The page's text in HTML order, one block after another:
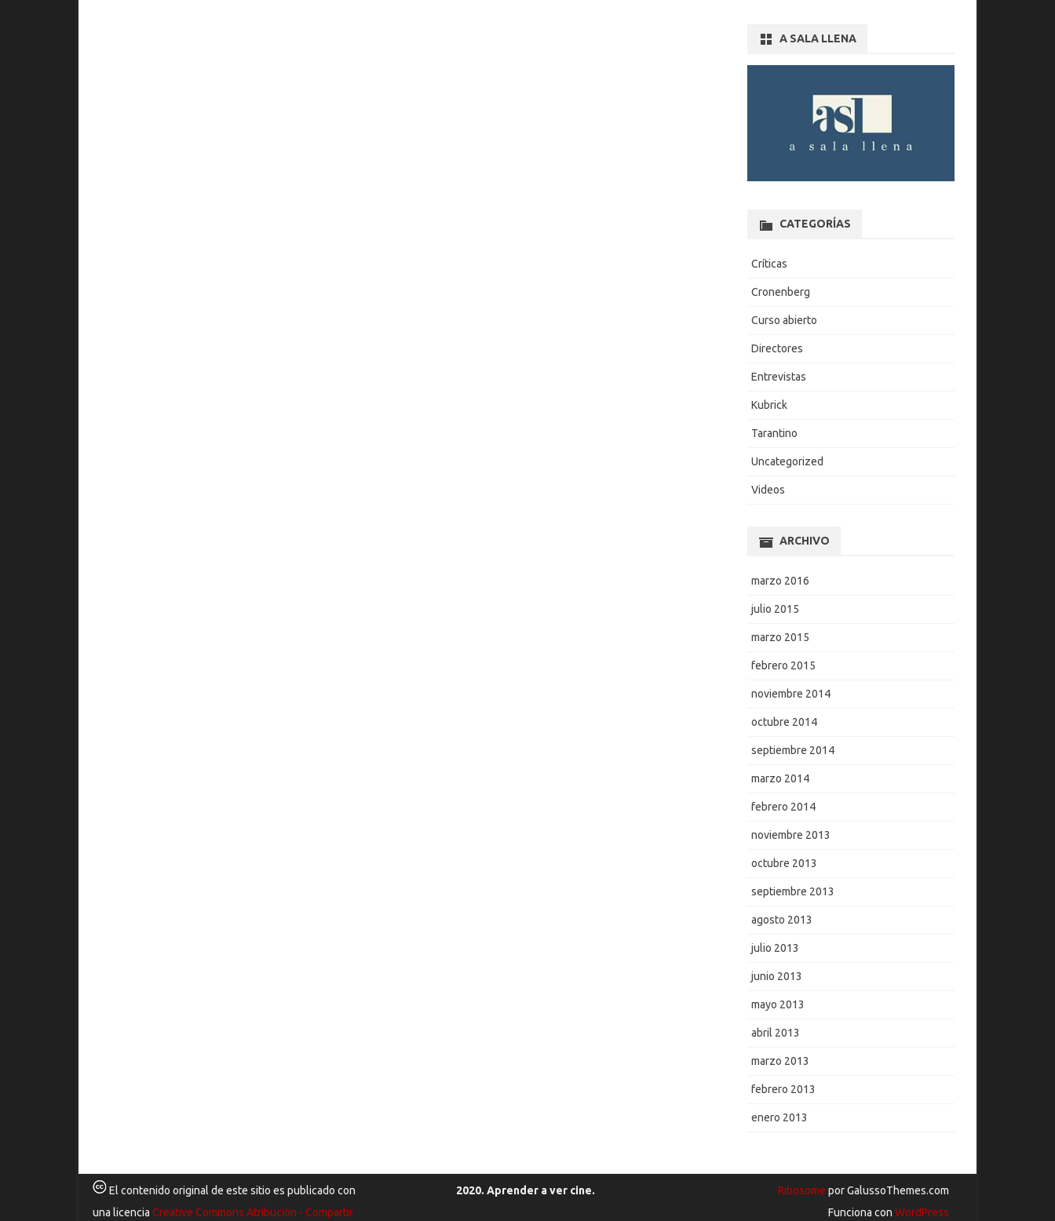
A SALA LLENA
CATEGORÍAS
Críticas
Cronenberg
Curso abierto
Directores
Entrevistas
Kubrick
Tarantino
Uncategorized
Videos
ARCHIVO
marzo 2016
julio 2015
marzo 2015
febrero 2015
noviembre 2014
octubre 2014
septiembre 2014
marzo 2014
febrero 2014
noviembre 2013
octubre 2013
septiembre 2013
agosto 2013
julio 2013
junio 2013
mayo 2013
abril 2013
marzo 2013
febrero 2013
enero 2013
El contenido original de este sitio es publicado con
una licenciaCreative Commons Atribución - Compartir
2020. Aprender a ver cine. Ribosome por GalussoThemes.com
Funciona con WordPress